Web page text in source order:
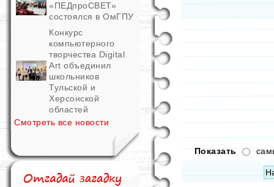
«ПЕДпроСВЕТ»
состоялся в ОмГПУ
Конкурс
компьютерного
творчества Digital
Art объединил
школьников
Тульской и
Херсонской
областей
Смотреть все новости
Показать